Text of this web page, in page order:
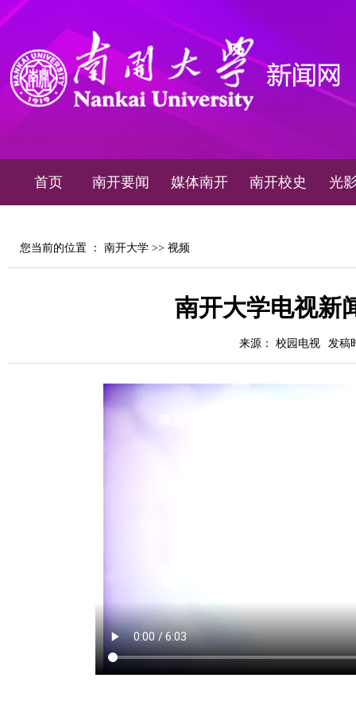
首页 南开要闻 媒体南开 南开校史 光
您当前的位置 ： 南开大学 >> 视频
南开大学电视新
来源： 校园电视 发稿